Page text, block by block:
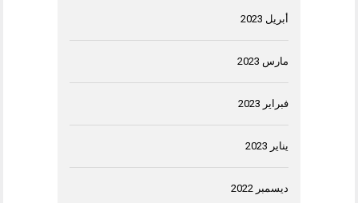
أبريل 2023
مارس 2023
فبراير 2023
يناير 2023
ديسمبر 2022